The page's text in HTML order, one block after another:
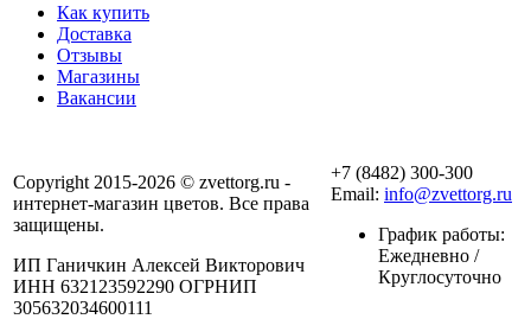
Как купить
Доставка
Отзывы
Магазины
Вакансии
Copyright 2015-2026 © zvettorg.ru -
интернет-магазин цветов. Все права
защищены.
ИП Ганичкин Алексей Викторович
ИНН 632123592290 ОГРНИП
305632034600111
+7 (8482) 300-300
Email: info@zvettorg.ru
График работы:
Ежедневно /
Круглосуточно